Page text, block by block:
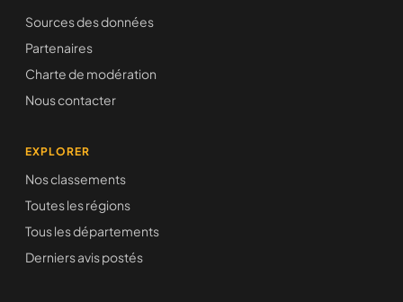
Sources des données
Partenaires
Charte de modération
Nous contacter
EXPLORER
Nos classements
Toutes les régions
Tous les départements
Derniers avis postés